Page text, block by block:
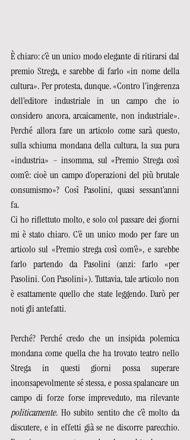
È chiaro: c’è un unico modo elegante di ritirarsi dal
premio Strega, e sarebbe di farlo «in nome della
cultura». Per protesta, dunque. «Contro l’ingerenza
dell’editore industriale in un campo che io
considero ancora, arcaicamente, non industriale».
Perché allora fare un articolo come sarà questo,
sulla schiuma mondana della cultura, la sua pura
«industria» – insomma, sul «Premio Strega così
com’è: cioè un campo d’operazioni del più brutale
consumismo»? Così Pasolini, quasi sessant’anni
fa.
Ci ho riflettuto molto, e solo col passare dei giorni
mi è stato chiaro. C’è un unico modo per fare un
articolo sul «Premio strega così com’è», e sarebbe
farlo partendo da Pasolini (anzi: farlo «per
Pasolini. Con Pasolini»). Tuttavia, tale articolo non
è esattamente quello che state leggendo. Darò per
noti gli antefatti.
Perché? Perché credo che un insipida polemica
mondana come quella che ha trovato teatro nello
Strega in questi giorni possa superare
inconsapevolmente sé stessa, e possa spalancare un
politicamente. Ho subito sentito che c’è molto da
discutere, e in effetti già se ne discorre parecchio.